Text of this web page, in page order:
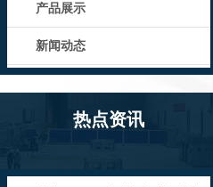
产品展示
新闻动态
热点资讯